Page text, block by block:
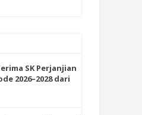
SK Perjanjian
2026–2028 dari